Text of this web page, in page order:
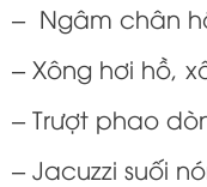
– Ngâm chân
– Xông hơi hồ,
– Trượt phao
– Jacuzzi suối